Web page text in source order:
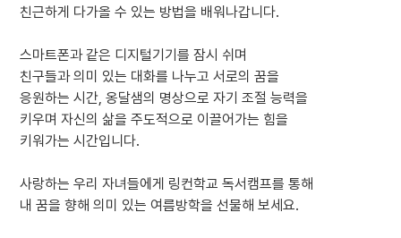
친근하게 다가올 수 있는 방법을 배워나갑니다.
스마트폰과 같은 디지털기기를 잠시 쉬며
친구들과 의미 있는 대화를 나누고 서로의 꿈을
응원하는 시간, 옹달샘의 명상으로 자기 조절 능력을
키우며 자신의 삶을 주도적으로 이끌어가는 힘을
키워가는 시간입니다.
사랑하는 우리 자녀들에게 링컨학교 독서캠프를 통해
내 꿈을 향해 의미 있는 여름방학을 선물해 보세요.